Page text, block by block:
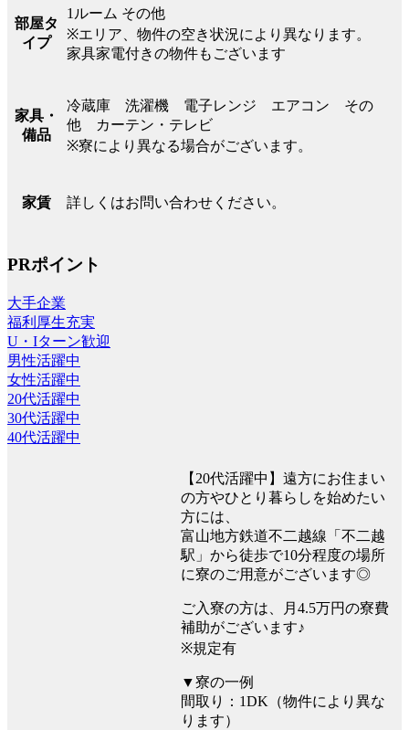
部屋タ
イプ
1ルーム その他
※エリア、物件の空き状況により異なります。
家具家電付きの物件もございます
家具・
備品
冷蔵庫 洗濯機 電子レンジ エアコン その
他 カーテン・テレビ
※寮により異なる場合がございます。
家賃 詳しくはお問い合わせください。
PRポイント
大手企業
福利厚生充実
U・Iターン歓迎
男性活躍中
女性活躍中
20代活躍中
30代活躍中
40代活躍中
【20代活躍中】遠方にお住まい
の方やひとり暮らしを始めたい
方には、
富山地方鉄道不二越線「不二越
駅」から徒歩で10分程度の場所
に寮のご用意がございます◎
ご入寮の方は、月4.5万円の寮費
補助がございます♪
※規定有
▼寮の一例
間取り：1DK（物件により異な
ります）